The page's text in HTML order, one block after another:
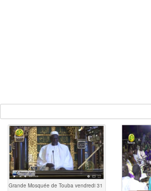
Grande Mosquée de Touba vendredi 31